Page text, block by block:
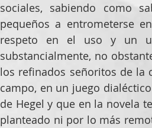
sociales, sabiendo como
pequeños a entrometerse
respeto en el uso y un
substancialmente, no
los refinados señoritos de la
campo, en un juego
de Hegel y que en la novela
planteado ni por lo más